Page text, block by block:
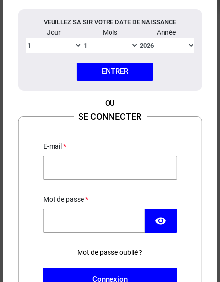
VEUILLEZ SAISIR VOTRE DATE DE NAISSANCE
Jour Mois Année
ENTRER
OU
SE CONNECTER
E-mail
Mot de passe
visibility
Mot de passe oublié ?
Connexion
(1 avis)
4,90 €
EN STOCK